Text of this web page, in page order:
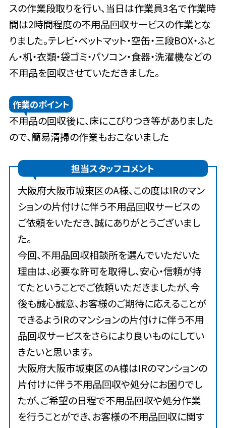
スの作業段取りを行い、当日は作業員3名で作業時
間は2時間程度の不用品回収サービスの作業とな
りました。テレビ・ベットマット・空缶・三段BOX・ふと
ん・机・衣類・袋ゴミ・パソコン・食器・洗濯機などの
不用品を回収させていただきました。
作業のポイント
不用品の回収後に、床にこびりつき等がありました
ので、簡易清掃の作業もおこないました
担当スタッフコメント
大阪府大阪市城東区のA様、この度はIRのマン
ションの片付けに伴う不用品回収サービスの
ご依頼をいただき、誠にありがとうございまし
た。
今回、不用品回収相談所を選んでいただいた
理由は、必要な許可を取得し、安心・信頼が持
てたということでご依頼いただきましたが、今
後も誠心誠意、お客様のご期待に応えることが
できるようIRのマンションの片付けに伴う不用
品回収サービスをさらにより良いものにしてい
きたいと思います。
大阪府大阪市城東区のA様はIRのマンションの
片付けに伴う不用品回収や処分にお困りでし
たが、ご希望の日程で不用品回収や処分作業
を行うことができ、お客様の不用品回収に関す